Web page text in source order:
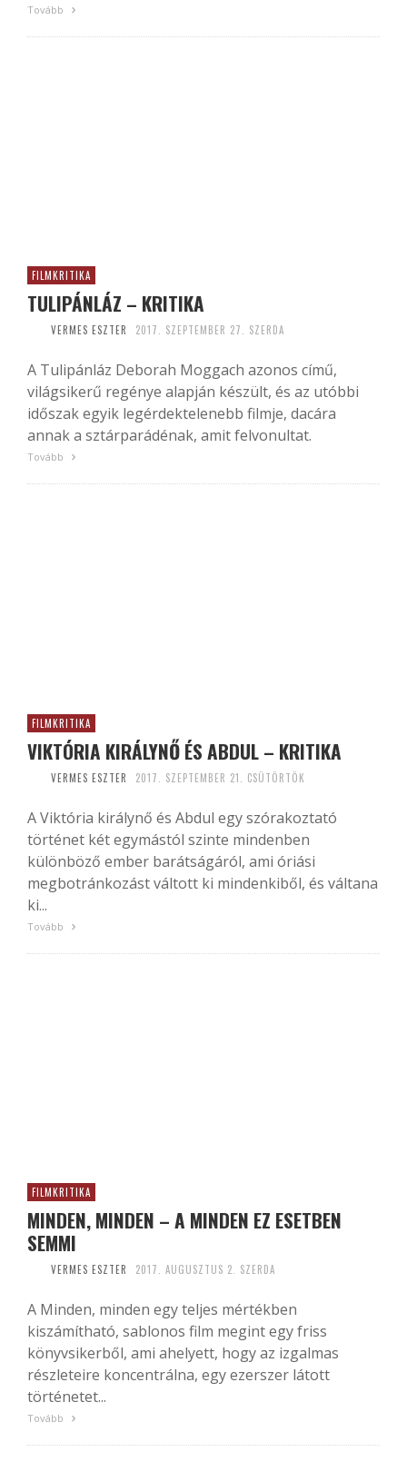
Tovább
FILMKRITIKA
TULIPÁNLÁZ – KRITIKA
VERMES ESZTER 2017. SZEPTEMBER 27. SZERDA
A Tulipánláz Deborah Moggach azonos című,
világsikerű regénye alapján készült, és az utóbbi
időszak egyik legérdektelenebb filmje, dacára
annak a sztárparádénak, amit felvonultat.
Tovább
FILMKRITIKA
VIKTÓRIA KIRÁLYNŐ ÉS ABDUL – KRITIKA
VERMES ESZTER 2017. SZEPTEMBER 21. CSÜTÖRTÖK
A Viktória királynő és Abdul egy szórakoztató
történet két egymástól szinte mindenben
különböző ember barátságáról, ami óriási
megbotránkozást váltott ki mindenkiből, és váltana
ki...
Tovább
FILMKRITIKA
MINDEN, MINDEN – A MINDEN EZ ESETBEN
SEMMI
VERMES ESZTER 2017. AUGUSZTUS 2. SZERDA
A Minden, minden egy teljes mértékben
kiszámítható, sablonos film megint egy friss
könyvsikerből, ami ahelyett, hogy az izgalmas
részleteire koncentrálna, egy ezerszer látott
történetet...
Tovább